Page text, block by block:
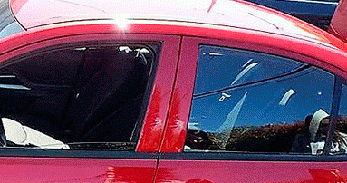
con tu
Movilidad
Campaña busca cambiar
destino de los
en la región